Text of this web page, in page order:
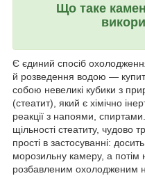
Що таке
Є єдиний спосіб
й розведення водою —
собою невеликі кубики з
(стеатит), який є хімічно
реакції з напоями,
щільності стеатиту, чудово
прості в застосуванні:
морозильну камеру, а потім
розбавленим охолодженим